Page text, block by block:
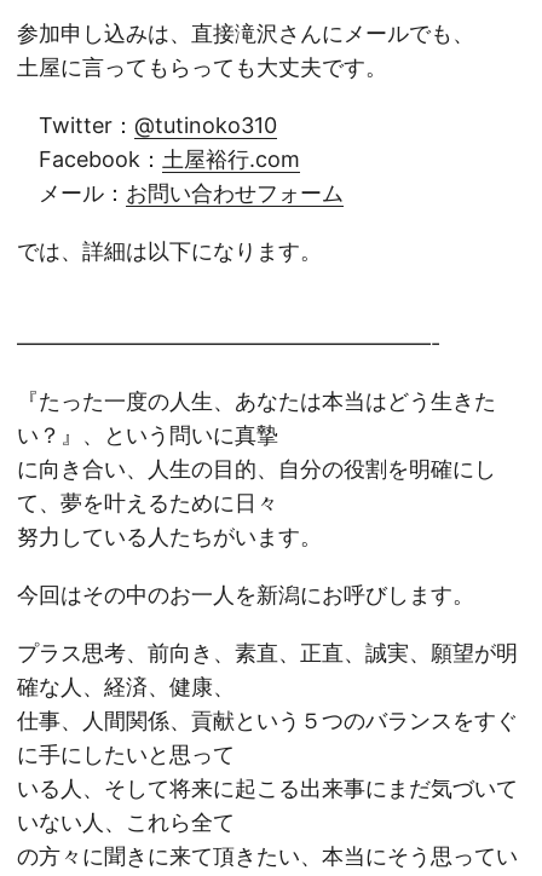
参加申し込みは、直接滝沢さんにメールでも、
土屋に言ってもらっても大丈夫です。
Twitter： @tutinoko310
Facebook： 土屋裕行.com
メール： お問い合わせフォーム
では、詳細は以下になります。
———————————————————-
『たった一度の人生、あなたは本当はどう生きた
い？』、という問いに真摯
に向き合い、人生の目的、自分の役割を明確にし
て、夢を叶えるために日々
努力している人たちがいます。
今回はその中のお一人を新潟にお呼びします。
プラス思考、前向き、素直、正直、誠実、願望が明
確な人、経済、健康、
仕事、人間関係、貢献という５つのバランスをすぐ
に手にしたいと思って
いる人、そして将来に起こる出来事にまだ気づいて
いない人、これら全て
の方々に聞きに来て頂きたい、本当にそう思ってい